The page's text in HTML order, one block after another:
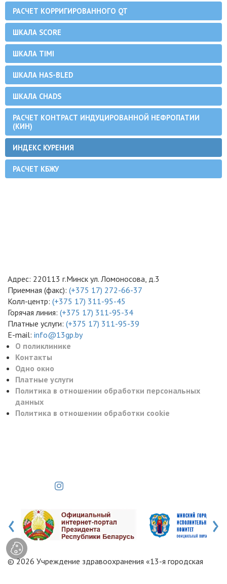
РАСЧЕТ КОРРИГИРОВАННОГО QT
ШКАЛА SCORE
ШКАЛА TIMI
ШКАЛА HAS-BLED
ШКАЛА CHADS
РАСЧЕТ КОНТРАСТ ИНДУЦИРОВАННОЙ НЕФРОПАТИИ
(КИН)
ИНДЕКС КУРЕНИЯ
РАСЧЕТ КБЖУ
Адрес: 220113 г.Минск ул. Ломоносова, д.3
Приемная (факс): (+375 17) 272-66-37
Колл-центр: (+375 17) 311-95-45
Горячая линия: (+375 17) 311-95-34
Платные услуги: (+375 17) 311-95-39
E-mail: info@13gp.by
О поликлинике
Контакты
Одно окно
Платные услуги
Политика в отношении обработки персональных
данных
Политика в отношении обработки cookie
‹ ›
© 2026 Учреждение здравоохранения «13-я городская